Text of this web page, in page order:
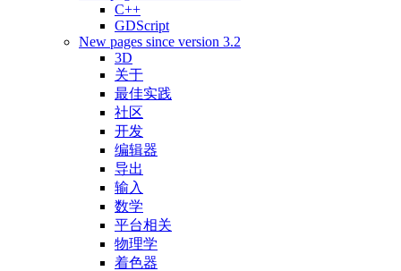
C++
GDScript
New pages since version 3.2
3D
关于
最佳实践
社区
开发
编辑器
导出
输入
数学
平台相关
物理学
着色器